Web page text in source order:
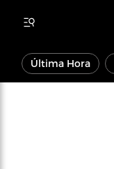
Última Hora